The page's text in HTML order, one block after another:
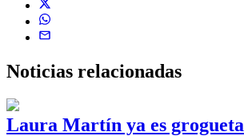
Noticias relacionadas
Laura Martín ya es grogueta